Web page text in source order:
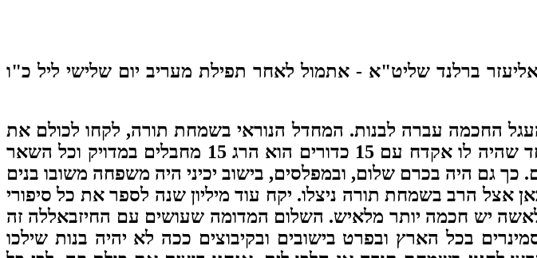
ברלנד שליט"א - אתמול לאחר תפילת מעריב יום שלישי ליל כ"ו
החכמה עברה לבנות. המחדל הנוראי בשמחת תורה, לקחו לכולם את
הנשקים ואלו שהיו עם נשקים לקחו להם את הכדורים. בכיסופים היה אחד שהיה לו אקדח עם 15 כדורים הוא הרג 15 מחבלים במדויק וכל השאר
כך גם היה בכרם שלום, ובמפלסים, בישוב יכיני היה משפחה משובו בנים
אצל הרב בשמחת תורה ניצלו. יקח עוד מיליון שנה לספר את כל סיפורי
יש חכמה יותר מלאיש. השלום המדומה שעושים עם החיזבאללה זה
בכל הארץ ובפרט בישובים ובקיבוצים ככה לא יהיה בנות שילכו